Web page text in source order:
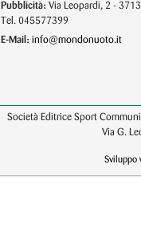
Pubblicità: Via Leopardi, 2 -
Tel. 045577399
E-Mail: info@mondonuoto.it
Società Editrice Sport
Via G.
Sviluppo